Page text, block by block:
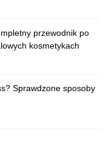
przewodnik po
kosmetykach
Sprawdzone sposoby